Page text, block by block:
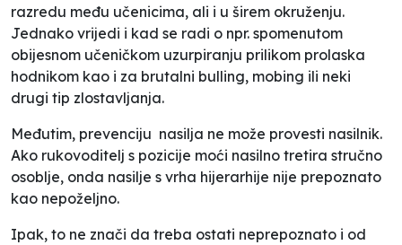
razredu među učenicima, ali i u širem okruženju.
Jednako vrijedi i kad se radi o npr. spomenutom
obijesnom učeničkom uzurpiranju prilikom prolaska
hodnikom kao i za brutalni bulling, mobing ili neki
drugi tip zlostavljanja.
Međutim, prevenciju nasilja ne može provesti nasilnik.
Ako rukovoditelj s pozicije moći nasilno tretira stručno
osoblje, onda nasilje s vrha hijerarhije nije prepoznato
kao nepoželjno.
Ipak, to ne znači da treba ostati neprepoznato i od